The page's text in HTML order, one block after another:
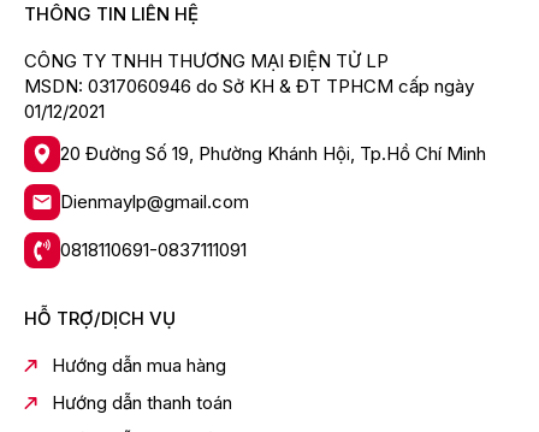
Trải nghiệm thông minh với Google TV™
Hệ điều hànhGoogle TV™, kho ứng dụng phong phú
với hơn 10.000 ứng dụng.
Tích hợpGoogle Assistant, điều khiển TV và thiết bị
nhà thông minh bằng giọng nói.
Hỗ trợGoogle Cast và Apple AirPlay
sẻ nội dung từ điện thoại, máy tính bảng, laptop.
THÔNG TIN LIÊN HỆ
CÔNG TY TNHH THƯƠNG MẠI ĐIỆN TỬ LP
MSDN: 0317060946 do Sở KH & ĐT TPHCM cấp ngày
01/12/2021
20 Đường Số 19, Phường Khánh Hội, Tp.Hồ Chí Minh
Dienmaylp@gmail.com
0818110691-0837111091
HỖ TRỢ/DỊCH VỤ
Hướng dẫn mua hàng
Hướng dẫn thanh toán